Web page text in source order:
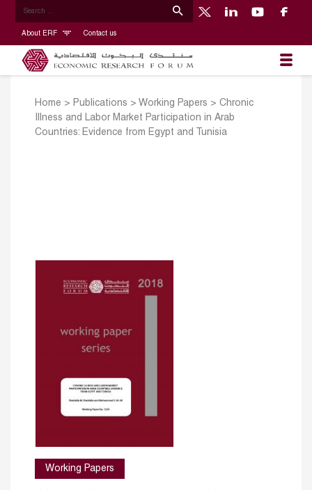
About ERF Contact us
Home > Publications > Working Papers > Chronic
Illness and Labor Market Participation in Arab
Countries: Evidence from Egypt and Tunisia
Working Papers